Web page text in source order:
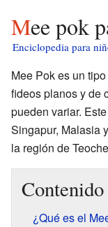
Mee pok
Enciclopedia para
Mee Pok es un
fideos planos y de
pueden variar.
Singapur, Malasia
la región de
Contenido
¿Qué es el